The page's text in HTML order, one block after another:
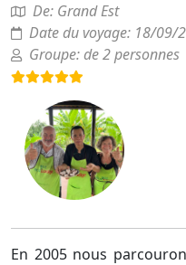
De: Grand Est
Date du voyage: 18/09/
Groupe:de 2 personnes
En 2005 nous